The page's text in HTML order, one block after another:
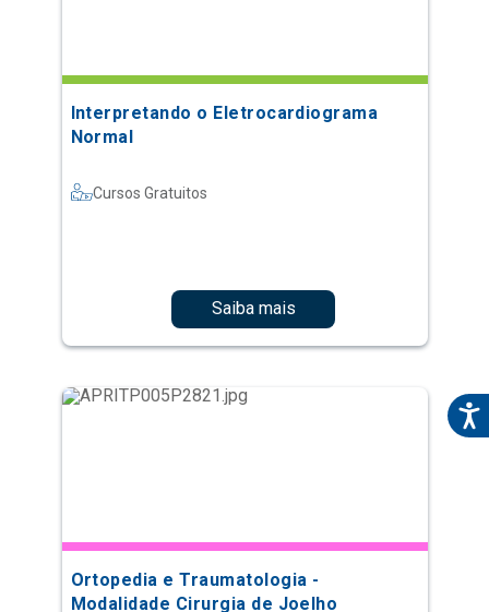
Interpretando o Eletrocardiograma
Normal
Cursos Gratuitos
Saiba mais
Ortopedia e Traumatologia -
Modalidade Cirurgia de Joelho